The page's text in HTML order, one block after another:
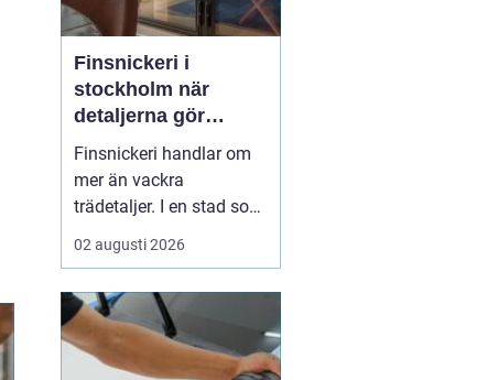
Finsnickeri i
stockholm när
detaljerna gör
skillnaden
Finsnickeri handlar om
mer än vackra
trädetaljer. I en stad som
Stockholm, där många
bor på begränsad yta,
lösningar en avgörande
del av ett funktionellt
hem. Genom genuint
02 augusti 2026